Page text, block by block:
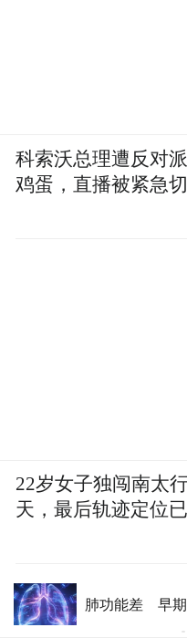
肺功能差 早
科索沃总理遭反对
鸡蛋，直播被紧急
22岁女子独闯南太
天，最后轨迹定位